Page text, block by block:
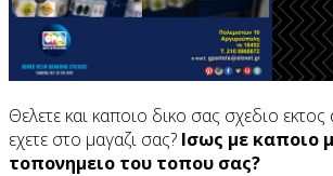
Θελετε και καποιο δικο σας σχεδιο
εχετε στο μαγαζι σας? Ισως με καποιο
τοπονημειο του τοπου σας?